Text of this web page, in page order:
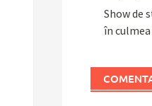
Show de
în